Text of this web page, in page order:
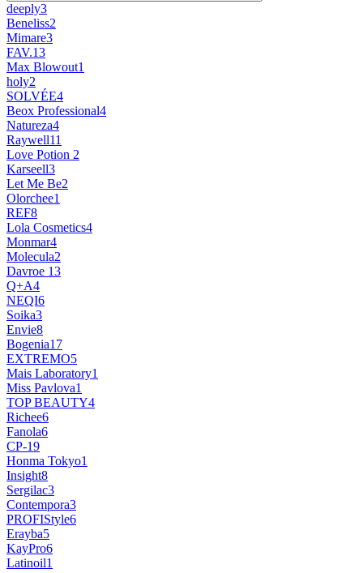
deeply3
Beneliss2
Mimare3
FAV.13
Max Blowout1
holy2
SOLVÉE4
Beox Professional4
Natureza4
Raywell11
Love Potion 2
Karseell3
Let Me Be2
Olorchee1
REF8
Lola Cosmetics4
Monmar4
Molecula2
Davroe 13
Q+A4
NEQI6
Soika3
Envie8
Bogenia17
EXTREMO5
Mais Laboratory1
Miss Pavlova1
TOP BEAUTY4
Richee6
Fanola6
CP-19
Honma Tokyo1
Insight8
Sergilac3
Contempora3
PROFIStyle6
Erayba5
KayPro6
Latinoil1